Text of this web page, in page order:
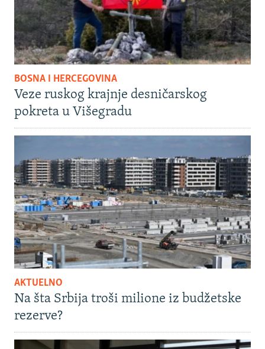
BOSNA I HERCEGOVINA
Veze ruskog krajnje desničarskog
pokreta u Višegradu
AKTUELNO
Na šta Srbija troši milione iz budžetske
rezerve?